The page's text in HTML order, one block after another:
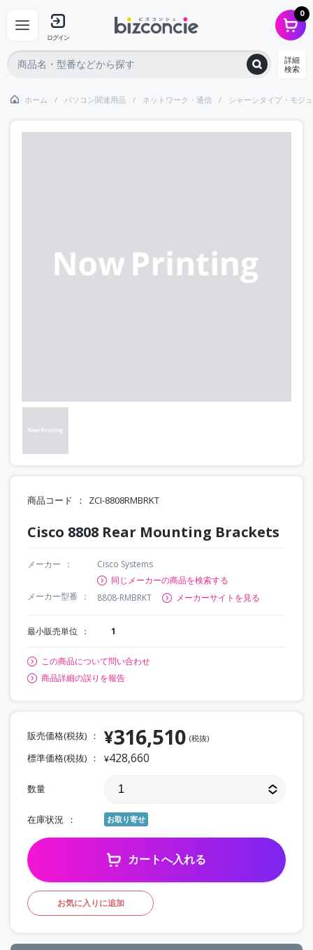
ログイン
0
詳細
検索
ホーム パソコン関連用品 ネットワーク・通信 シャーシタイプ・モジ
商品コード ZCI-8808RMBRKT
Cisco 8808 Rear Mounting Brackets
メーカー
Cisco Systems
同じメーカーの商品を検索する
メーカー型番
8808-RMBRKT メーカーサイトを見る
最小販売単位 1
この商品について問い合わせ
商品詳細の誤りを報告
販売価格(税抜) ¥316,510 (税抜)
標準価格(税抜) ¥428,660
数量
在庫状況 お取り寄せ
カートへ入れる
お気に入りに追加